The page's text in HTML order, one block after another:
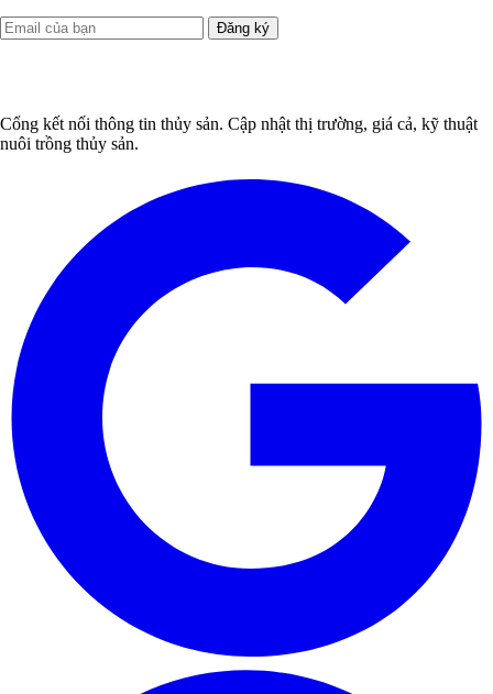
Đăng ký
Cổng kết nối thông tin thủy sản. Cập nhật thị trường, giá cả, kỹ thuật
nuôi trồng thủy sản.